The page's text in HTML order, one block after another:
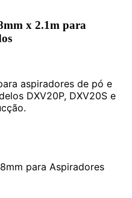
x 2.1m para
aspiradores de pó e
DXV20P, DXV20S e
para Aspiradores